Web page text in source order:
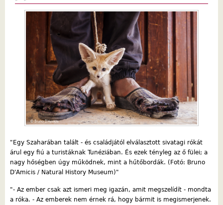
"Egy Szaharában talált - és családjától elválasztott sivatagi rókát
árul egy fiú a turistáknak Tunéziában. És ezek tényleg az ő fülei; a
nagy hőségben úgy működnek, mint a hűtőbordák. (Fotó: Bruno
D'Amicis / Natural History Museum)"
"- Az ember csak azt ismeri meg igazán, amit megszelídít - mondta
a róka. - Az emberek nem érnek rá, hogy bármit is megismerjenek.